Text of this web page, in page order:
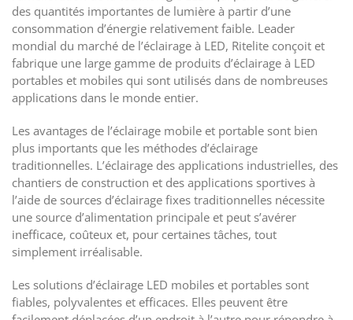
des quantités importantes de lumière à partir d’une
consommation d’énergie relativement faible. Leader
mondial du marché de l’éclairage à LED, Ritelite conçoit et
fabrique une large gamme de produits d’éclairage à LED
portables et mobiles qui sont utilisés dans de nombreuses
applications dans le monde entier.
Les avantages de l’éclairage mobile et portable sont bien
plus importants que les méthodes d’éclairage
traditionnelles. L’éclairage des applications industrielles, des
chantiers de construction et des applications sportives à
l’aide de sources d’éclairage fixes traditionnelles nécessite
une source d’alimentation principale et peut s’avérer
inefficace, coûteux et, pour certaines tâches, tout
simplement irréalisable.
Les solutions d’éclairage LED mobiles et portables sont
fiables, polyvalentes et efficaces. Elles peuvent être